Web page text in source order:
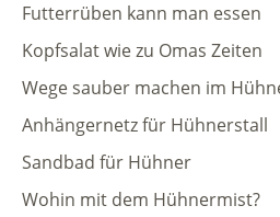
Futterrüben kann man essen
Kopfsalat wie zu Omas Zeiten
Wege sauber machen im
Anhängernetz für Hühnerstall
Sandbad für Hühner
Wohin mit dem Hühnermist?